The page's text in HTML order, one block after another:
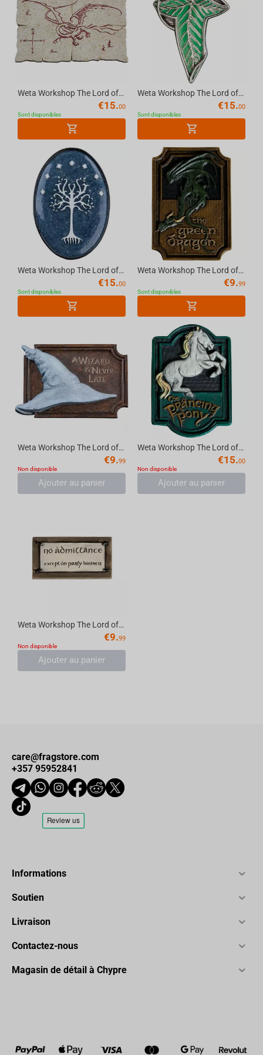
Weta Workshop The Lord of the Rings - Red Dragon Map Magnet Plastic
€15.00
Sont disponibles
Weta Workshop The Lord of the Rings - Elven Leaf Magnet Plastic
€15.00
Sont disponibles
Weta Workshop The Lord of the Rings - White Tree of Gondor Magnet Plastic
€15.00
Sont disponibles
Weta Workshop The Lord of the Rings - The Green Dragon Magnet Plastic
€9.99
Sont disponibles
Weta Workshop The Lord of the Rings - Gandalf's Hat Magnet Plastic
€9.99
Non disponible
Ajouter au panier
Weta Workshop The Lord of the Rings - The Prancing Pony Magnet Plastic
€15.00
Non disponible
Ajouter au panier
Weta Workshop The Lord of the Rings - No Admittance Magnet Plastic
€9.99
Non disponible
Ajouter au panier
care@fragstore.com
+357 95952841
Informations
Soutien
Livraison
Contactez-nous
Magasin de détail à Chypre